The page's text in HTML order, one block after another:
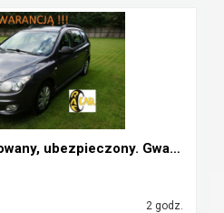
Hyundai i30 zarejestrowany, ubezpieczony. Gwarancj...
2 godz.